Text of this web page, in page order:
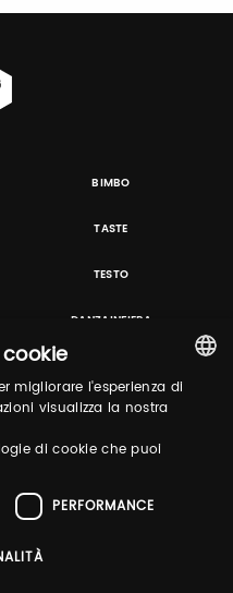
BIMBO
TASTE
TESTO
DANZAINFIERA
ITALIAN
migliorare l'esperienza di
visualizza la nostra
di cookie che puoi
PERFORMANCE